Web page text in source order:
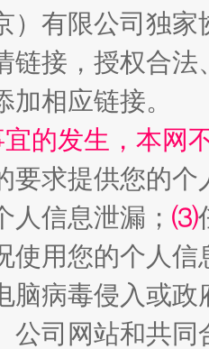
判无期 从幼
等你上场
）有限公司独
链接，授权合
相应链接。
的发生，本网
要求提供您的个
人信息泄漏； ⑶
使用您的个人
脑病毒侵入或
公司网站和共